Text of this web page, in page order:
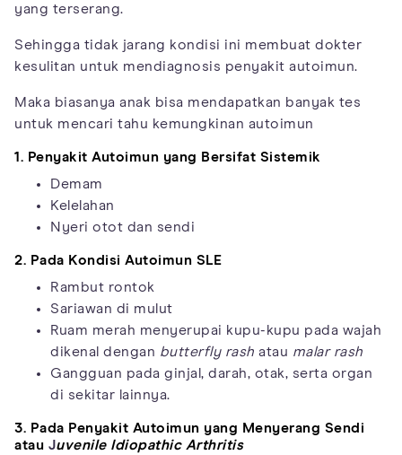
yang terserang.
Sehingga tidak jarang kondisi ini membuat dokter
kesulitan untuk mendiagnosis penyakit autoimun.
Maka biasanya anak bisa mendapatkan banyak tes
untuk mencari tahu kemungkinan autoimun
1. Penyakit Autoimun yang Bersifat Sistemik
Demam
Kelelahan
Nyeri otot dan sendi
2. Pada Kondisi Autoimun SLE
Rambut rontok
Sariawan di mulut
Ruam merah menyerupai kupu-kupu pada wajah
dikenal dengan butterfly rash atau malar rash
Gangguan pada ginjal, darah, otak, serta organ
di sekitar lainnya.
3. Pada Penyakit Autoimun yang Menyerang Sendi
atau Juvenile Idiopathic Arthritis